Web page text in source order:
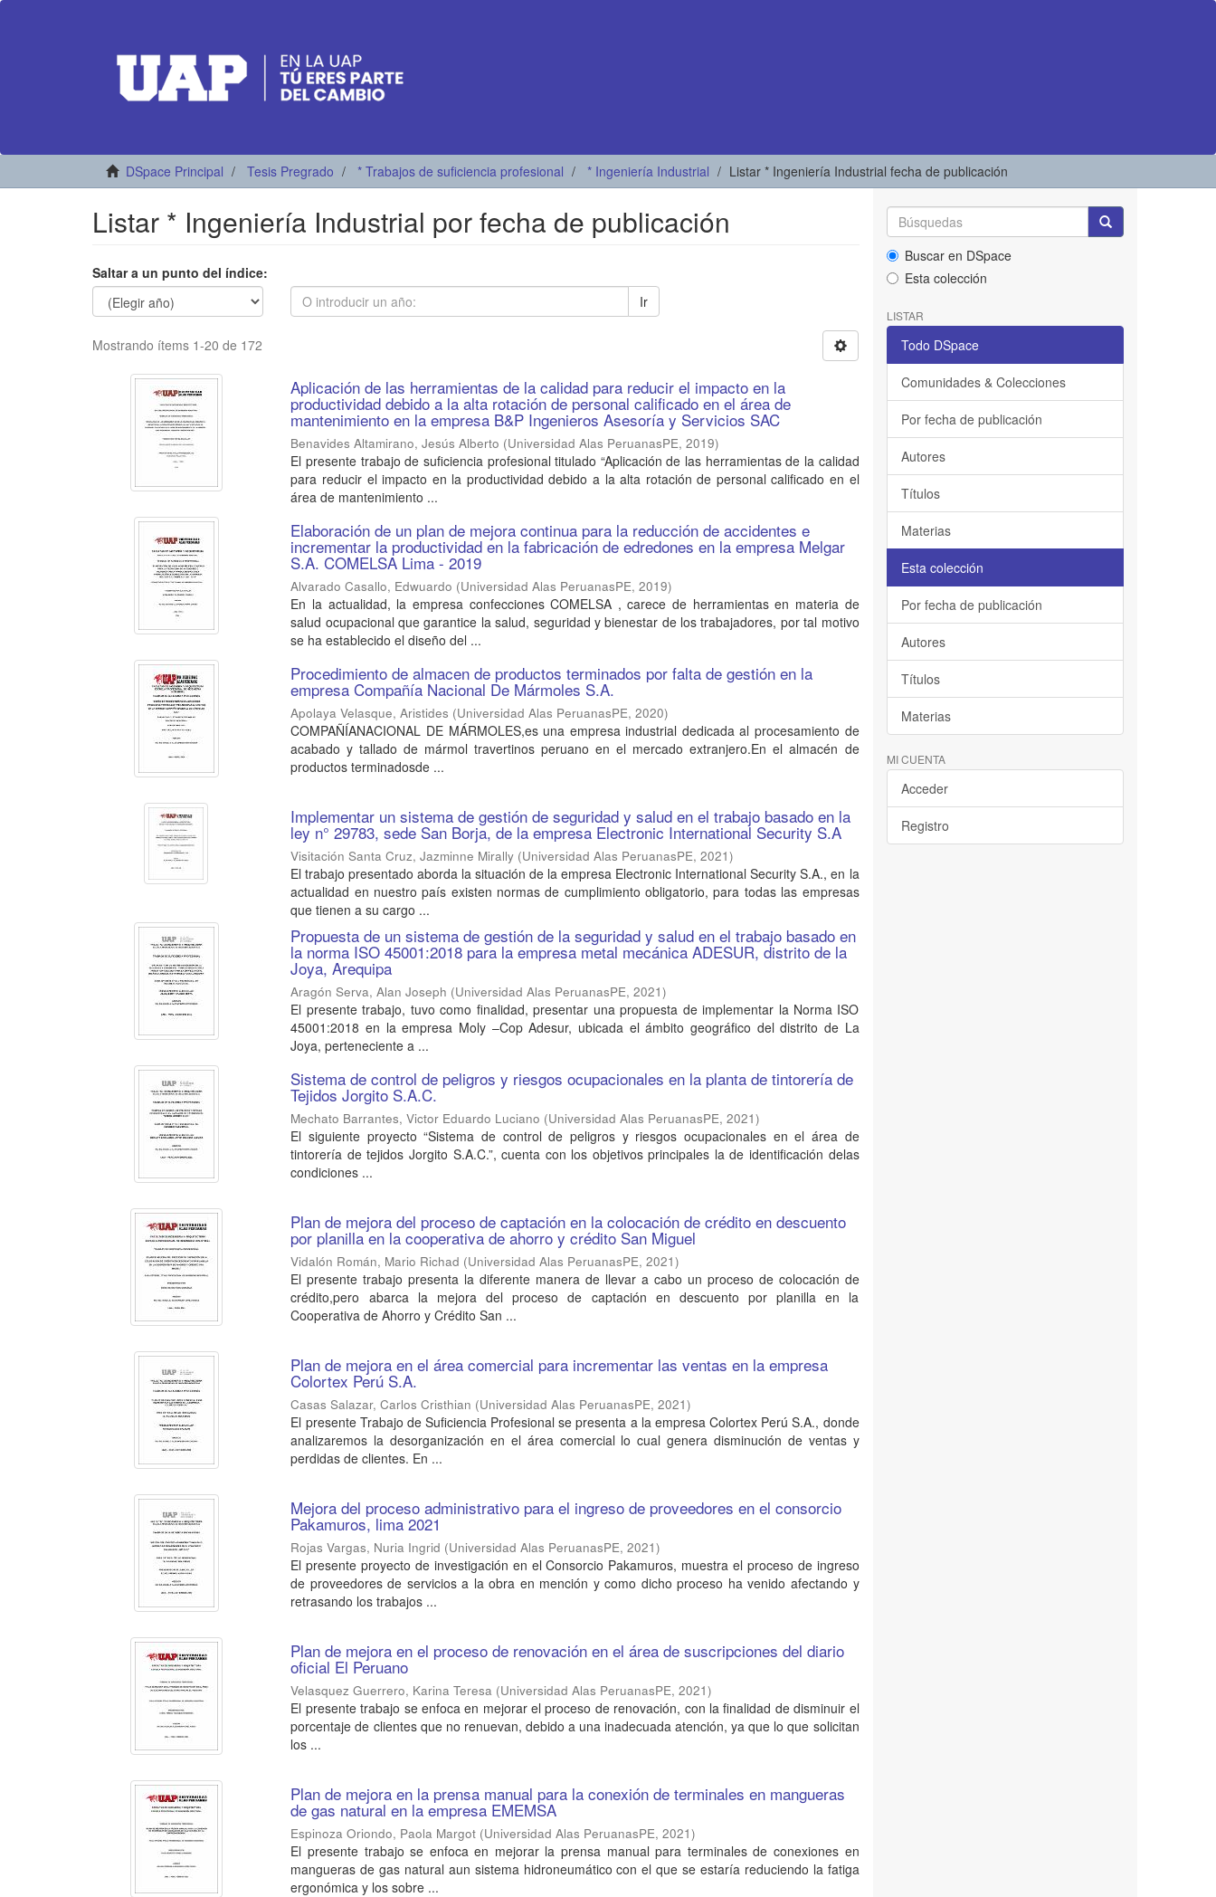
DSpace Principal Tesis Pregrado * Trabajos de suficiencia profesional * Ingeniería Industrial Listar * Ingeniería Industrial fecha de publicación
Listar * Ingeniería Industrial por fecha de publicación
Saltar a un punto del índice:
Ir
Mostrando ítems 1-20 de 172
Aplicación de las herramientas de la calidad para reducir el impacto en la
productividad debido a la alta rotación de personal calificado en el área de
mantenimiento en la empresa B&P Ingenieros Asesoría y Servicios SAC
Benavides Altamirano, Jesús Alberto (Universidad Alas PeruanasPE,2019)
El presente trabajo de suficiencia profesional titulado “Aplicación de las herramientas de la calidad
para reducir el impacto en la productividad debido a la alta rotación de personal calificado en el
área de mantenimiento ...
Elaboración de un plan de mejora continua para la reducción de accidentes e
incrementar la productividad en la fabricación de edredones en la empresa Melgar
S.A. COMELSA Lima - 2019
Alvarado Casallo, Edwuardo (Universidad Alas PeruanasPE,2019)
En la actualidad, la empresa confecciones COMELSA , carece de herramientas en materia de
salud ocupacional que garantice la salud, seguridad y bienestar de los trabajadores, por tal motivo
se ha establecido el diseño del ...
Procedimiento de almacen de productos terminados por falta de gestión en la
empresa Compañía Nacional De Mármoles S.A.
Apolaya Velasque, Aristides (Universidad Alas PeruanasPE,2020)
COMPAÑÍANACIONAL DE MÁRMOLES,es una empresa industrial dedicada al procesamiento de
acabado y tallado de mármol travertinos peruano en el mercado extranjero.En el almacén de
productos terminadosde ...
Implementar un sistema de gestión de seguridad y salud en el trabajo basado en la
ley n° 29783, sede San Borja, de la empresa Electronic International Security S.A
Visitación Santa Cruz, Jazminne Mirally (Universidad Alas PeruanasPE,2021)
El trabajo presentado aborda la situación de la empresa Electronic International Security S.A., en la
actualidad en nuestro país existen normas de cumplimiento obligatorio, para todas las empresas
que tienen a su cargo ...
Propuesta de un sistema de gestión de la seguridad y salud en el trabajo basado en
la norma ISO 45001:2018 para la empresa metal mecánica ADESUR, distrito de la
Joya, Arequipa
Aragón Serva, Alan Joseph (Universidad Alas PeruanasPE,2021)
El presente trabajo, tuvo como finalidad, presentar una propuesta de implementar la Norma ISO
45001:2018 en la empresa Moly –Cop Adesur, ubicada el ámbito geográfico del distrito de La
Joya, perteneciente a ...
Sistema de control de peligros y riesgos ocupacionales en la planta de tintorería de
Tejidos Jorgito S.A.C.
Mechato Barrantes, Victor Eduardo Luciano (Universidad Alas PeruanasPE,2021)
El siguiente proyecto “Sistema de control de peligros y riesgos ocupacionales en el área de
tintorería de tejidos Jorgito S.A.C.”, cuenta con los objetivos principales la de identificación delas
condiciones ...
Plan de mejora del proceso de captación en la colocación de crédito en descuento
por planilla en la cooperativa de ahorro y crédito San Miguel
Vidalón Román, Mario Richad (Universidad Alas PeruanasPE,2021)
El presente trabajo presenta la diferente manera de llevar a cabo un proceso de colocación de
crédito,pero abarca la mejora del proceso de captación en descuento por planilla en la
Cooperativa de Ahorro y Crédito San ...
Plan de mejora en el área comercial para incrementar las ventas en la empresa
Colortex Perú S.A.
Casas Salazar, Carlos Cristhian (Universidad Alas PeruanasPE,2021)
El presente Trabajo de Suficiencia Profesional se presenta a la empresa Colortex Perú S.A., donde
analizaremos la desorganización en el área comercial lo cual genera disminución de ventas y
perdidas de clientes. En ...
Mejora del proceso administrativo para el ingreso de proveedores en el consorcio
Pakamuros, lima 2021
Rojas Vargas, Nuria Ingrid (Universidad Alas PeruanasPE,2021)
El presente proyecto de investigación en el Consorcio Pakamuros, muestra el proceso de ingreso
de proveedores de servicios a la obra en mención y como dicho proceso ha venido afectando y
retrasando los trabajos ...
Plan de mejora en el proceso de renovación en el área de suscripciones del diario
oficial El Peruano
Velasquez Guerrero, Karina Teresa (Universidad Alas PeruanasPE,2021)
El presente trabajo se enfoca en mejorar el proceso de renovación, con la finalidad de disminuir el
porcentaje de clientes que no renuevan, debido a una inadecuada atención, ya que lo que solicitan
los ...
Plan de mejora en la prensa manual para la conexión de terminales en mangueras
de gas natural en la empresa EMEMSA
Espinoza Oriondo, Paola Margot (Universidad Alas PeruanasPE,2021)
El presente trabajo se enfoca en mejorar la prensa manual para terminales de conexiones en
mangueras de gas natural aun sistema hidroneumático con el que se estaría reduciendo la fatiga
ergonómica y los sobre ...
Buscar en DSpace
Esta colección
LISTAR
Todo DSpace
Comunidades & Colecciones
Por fecha de publicación
Autores
Títulos
Materias
Esta colección
Por fecha de publicación
Autores
Títulos
Materias
MI CUENTA
Acceder
Registro